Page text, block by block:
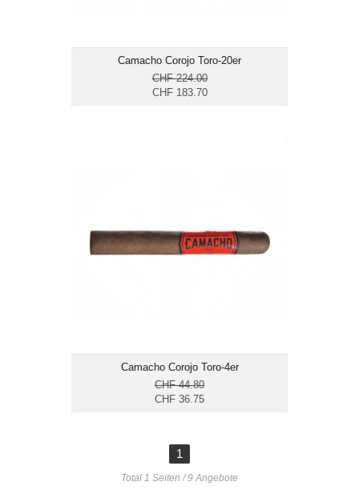
Camacho Corojo Toro-20er
CHF 224.00
CHF 183.70
Camacho Corojo Toro-4er
CHF 44.80
CHF 36.75
Ringmass: 50
Länge: 15.2
1
Total 1 Seiten / 9 Angebote